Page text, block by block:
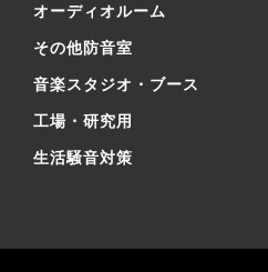
オーディオルーム
その他防音室
音楽スタジオ・ブース
工場・研究用
生活騒音対策